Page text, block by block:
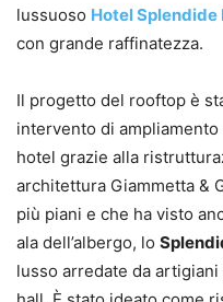
lussuoso Hotel Splendide
con grande raffinatezza.
Il progetto del rooftop è
intervento di
hotel grazie alla
architettura Giammetta &
più piani e che ha visto
ala dell’albergo, lo
lusso arredate da